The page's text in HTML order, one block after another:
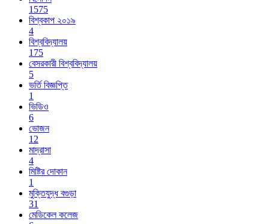
1575
বিশ্বকাপ ২০১৯
4
বিশ্ববিদ্যালয়
175
বেসরকারী বিশ্ববিদ্যালয়
5
ভর্তি বিজ্ঞপ্তি
1
ভিডিও
6
ভোজন
12
মাদ্রাসা
4
মিষ্টির দোকান
1
মুক্তিযুদ্ধ বগুড়া
31
মেডিকেল কলেজ